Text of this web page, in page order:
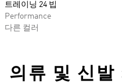
트레이닝 24 빕
Performance
다른 컬러
의류 및 신발